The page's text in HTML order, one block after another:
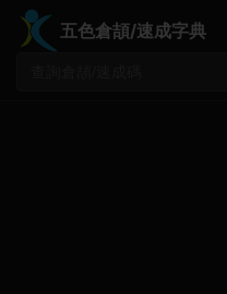
五色倉頡/速成字典